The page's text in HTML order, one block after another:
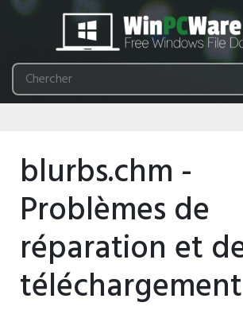
blurbs.chm -
Problèmes de
réparation et
téléchargement